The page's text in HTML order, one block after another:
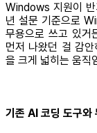
Windows 지원이
년 설문 기준으로
무용으로 쓰고 있거
먼저 나왔던 걸 감
을 크게 넓히는 움직
기존 AI 코딩 도구와